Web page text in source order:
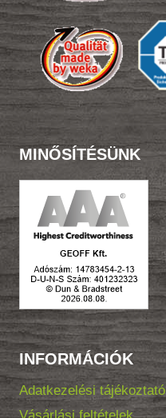
MINŐSÍTÉSÜNK
INFORMÁCIÓK
Adatkezelési tájékoztató
Vásárlási feltételek